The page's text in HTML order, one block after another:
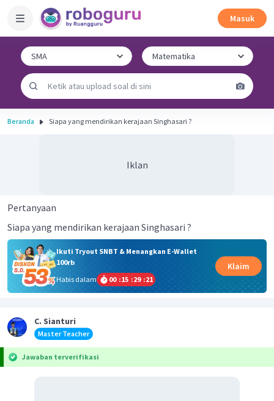
Masuk
Beranda Siapa yang mendirikan kerajaan Singhasari ?
Iklan
Pertanyaan
Siapa yang mendirikan kerajaan Singhasari ?
Ikuti Tryout SNBT & Menangkan E-Wallet
100rb
Habis dalam
00 :15 :29 :21
Klaim
C. Sianturi
Master Teacher
Jawaban terverifikasi